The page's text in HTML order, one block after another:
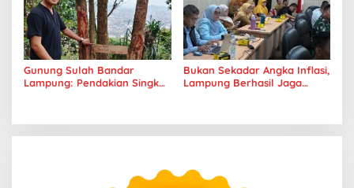
Gunung Sulah Bandar
Lampung: Pendakian Singkat
Bukan Sekadar Angka Inflasi,
Lampung Berhasil Jaga